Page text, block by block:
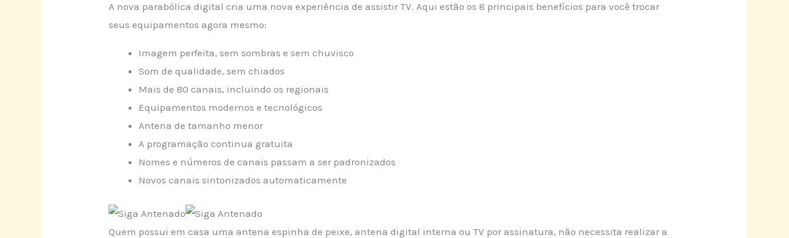
A nova parabólica digital cria uma nova experiência de assistir TV. Aqui estão os 8 principais benefícios para você trocar
seus equipamentos agora mesmo:
Imagem perfeita, sem sombras e sem chuvisco
Som de qualidade, sem chiados
Mais de 80 canais, incluindo os regionais
Equipamentos modernos e tecnológicos
Antena de tamanho menor
A programação continua gratuita
Nomes e números de canais passam a ser padronizados
Novos canais sintonizados automaticamente
Quem possui em casa uma antena espinha de peixe, antena digital interna ou TV por assinatura, não necessita realizar a